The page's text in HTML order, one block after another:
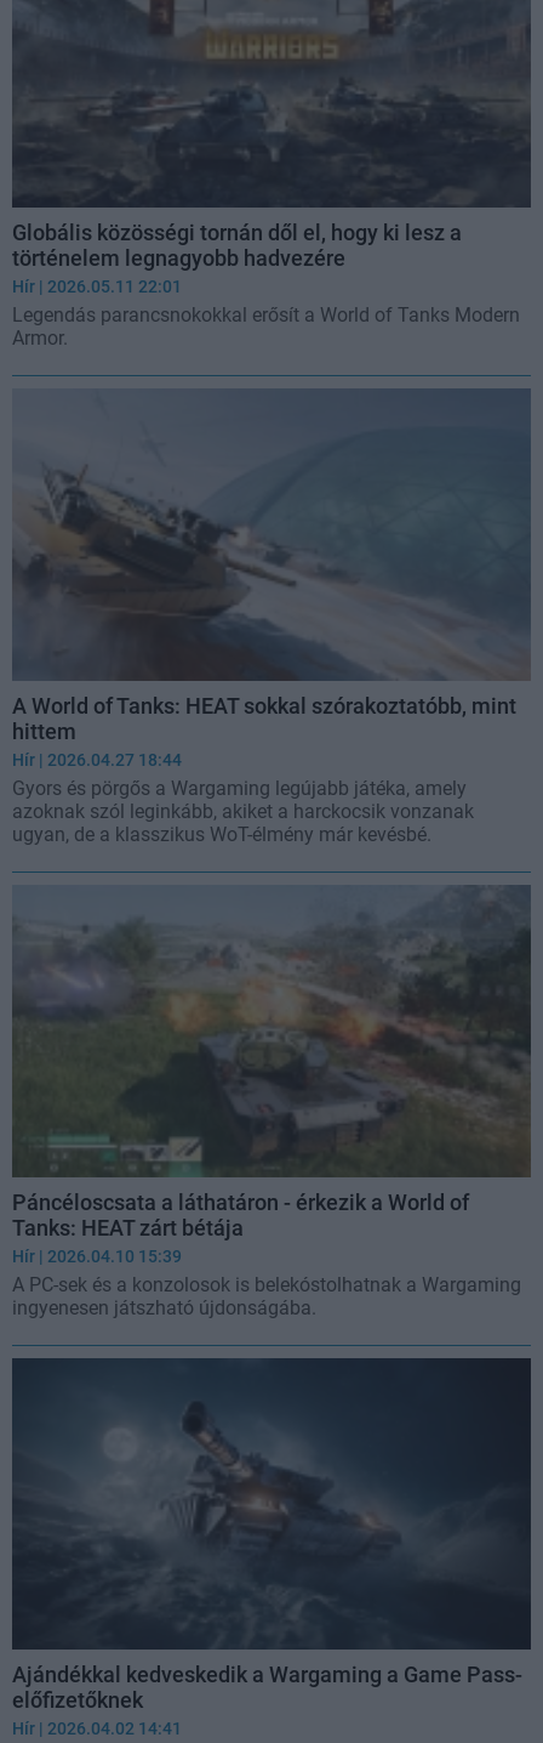
Globális közösségi tornán dől el, hogy ki lesz a
történelem legnagyobb hadvezére
Hír | 2026.05.11 22:01
Legendás parancsnokokkal erősít a World of Tanks Modern
Armor.
A World of Tanks: HEAT sokkal szórakoztatóbb, mint
hittem
Hír | 2026.04.27 18:44
Gyors és pörgős a Wargaming legújabb játéka, amely
azoknak szól leginkább, akiket a harckocsik vonzanak
ugyan, de a klasszikus WoT-élmény már kevésbé.
Páncéloscsata a láthatáron - érkezik a World of
Tanks: HEAT zárt bétája
Hír | 2026.04.10 15:39
A PC-sek és a konzolosok is belekóstolhatnak a Wargaming
ingyenesen játszható újdonságába.
Ajándékkal kedveskedik a Wargaming a Game Pass-
előfizetőknek
Hír | 2026.04.02 14:41